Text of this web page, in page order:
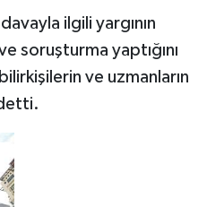
ilgili yargının
soruşturma yaptığını
ve uzmanların